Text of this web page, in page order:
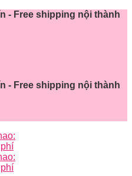
- Free shipping nội thành
- Free shipping nội thành